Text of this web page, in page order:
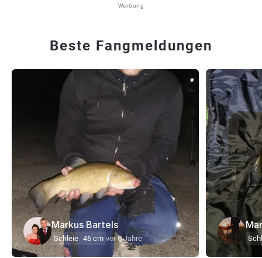
Werbung
Beste Fangmeldungen
Markus Bartels
Schleie 46 cm vor 6 Jahre